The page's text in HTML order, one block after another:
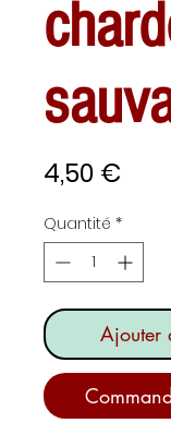
4,50 €
Quantité *
Ajouter